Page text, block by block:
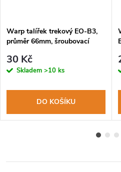
Warp talířek trekový EO-B3,
průměr 66mm, šroubovací
30 Kč
Skladem >10 ks
DO KOŠÍKU